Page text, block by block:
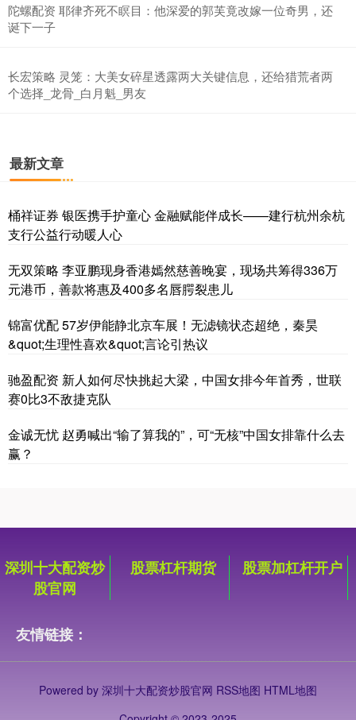
陀螺配资 耶律齐死不瞑目：他深爱的郭芙竟改嫁一位奇男，还
诞下一子
长宏策略 灵笼：大美女碎星透露两大关键信息，还给猎荒者两
个选择_龙骨_白月魁_男友
最新文章
桶祥证券 银医携手护童心 金融赋能伴成长——建行杭州余杭
支行公益行动暖人心
无双策略 李亚鹏现身香港嫣然慈善晚宴，现场共筹得336万
元港币，善款将惠及400多名唇腭裂患儿
锦富优配 57岁伊能静北京车展！无滤镜状态超绝，秦昊
&quot;生理性喜欢&quot;言论引热议
驰盈配资 新人如何尽快挑起大梁，中国女排今年首秀，世联
赛0比3不敌捷克队
金诚无忧 赵勇喊出“输了算我的”，可“无核”中国女排靠什么去
赢？
深圳十大配资炒
股官网
股票杠杆期货 股票加杠杆开户
友情链接：
Powered by 深圳十大配资炒股官网 RSS地图 HTML地图